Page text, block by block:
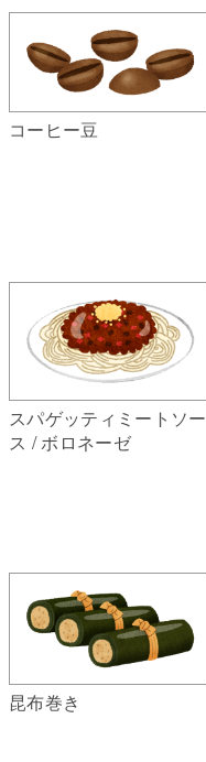
コーヒー豆
スパゲッティミートソー
ス / ボロネーゼ
昆布巻き